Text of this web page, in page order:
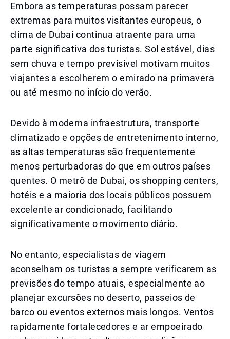
Embora as temperaturas possam parecer
extremas para muitos visitantes europeus, o
clima de Dubai continua atraente para uma
parte significativa dos turistas. Sol estável, dias
sem chuva e tempo previsível motivam muitos
viajantes a escolherem o emirado na primavera
ou até mesmo no início do verão.
Devido à moderna infraestrutura, transporte
climatizado e opções de entretenimento interno,
as altas temperaturas são frequentemente
menos perturbadoras do que em outros países
quentes. O metrô de Dubai, os shopping centers,
hotéis e a maioria dos locais públicos possuem
excelente ar condicionado, facilitando
significativamente o movimento diário.
No entanto, especialistas de viagem
aconselham os turistas a sempre verificarem as
previsões do tempo atuais, especialmente ao
planejar excursões no deserto, passeios de
barco ou eventos externos mais longos. Ventos
rapidamente fortalecedores e ar empoeirado